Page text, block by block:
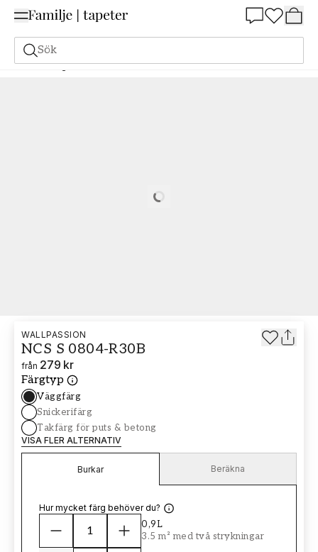
Sök
Målarfärg Beställ utifrån NCS Beställ utifrån NCS 0804-R30B
Loading…
WALLPASSION
NCS S 0804-R30B
från 279 kr
Färgtyp
Väggfärg
Snickerifärg
Takfärg för puts & betong
VISA FLER ALTERNATIV
Burkar Beräkna
Hur mycket färg behöver du?
0,9L
3.5 m² med två strykningar